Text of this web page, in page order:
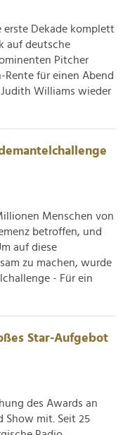
Partner für
weiter. Unsere
mit
bereitgestellt
der Dienste
erste Dekade komplett
auf deutsche
Pitcher
für einen Abend
Williams wieder
Menschen von
betroffen, und
auf diese
zu machen, wurde
- Für ein
Star-Aufgebot
des Awards an
Show mit. Seit 25